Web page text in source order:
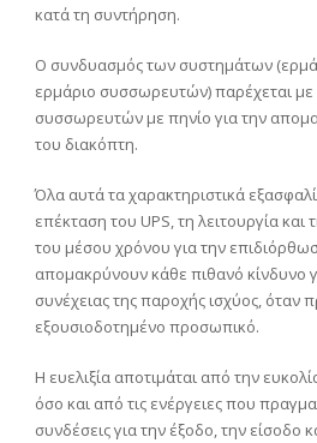
κατά τη συντήρηση.
Ο συνδυασμός των συστημάτων
ερμάριο συσσωρευτών) παρέχεται με
συσσωρευτών με πηνίο για την
του διακόπτη.
Όλα αυτά τα χαρακτηριστικά
επέκταση του UPS, τη λειτουργία
του μέσου χρόνου για την
απομακρύνουν κάθε πιθανό κίνδυνο
συνέχειας της παροχής ισχύος, όταν
εξουσιοδοτημένο προσωπικό.
Η ευελιξία αποτιμάται από την
όσο και από τις ενέργειες που
συνδέσεις για την έξοδο, την είσοδο